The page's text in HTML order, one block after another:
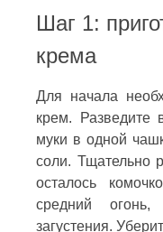
Шаг 1:
крема
Для начала
крем. Разведите
муки в одной
соли. Тщательно
осталось
средний
загустения.